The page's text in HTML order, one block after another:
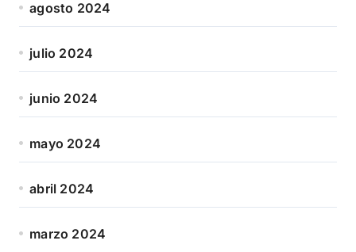
agosto 2024
julio 2024
junio 2024
mayo 2024
abril 2024
marzo 2024